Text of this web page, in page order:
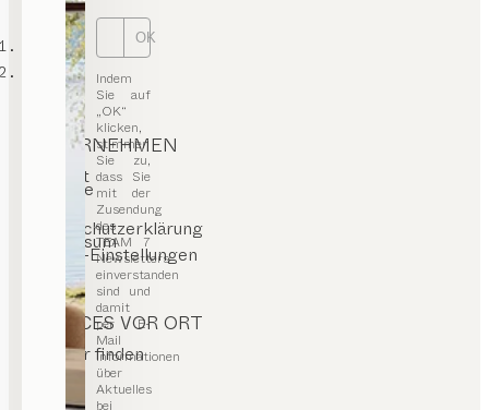
OK
Indem
Sie auf
„OK“
klicken,
stimmen
Sie zu,
dass Sie
mit der
Zusendung
des
TEAM 7
Newsletters
einverstanden
sind und
damit
per E-
Mail
Informationen
über
Aktuelles
bei
TEAM 7
UNTERNEHMEN
Kontakt
Karriere
Datenschutzerklärung
Impressum
Cookie-Einstellungen
SERVICES VOR ORT
Händler finden
Stores